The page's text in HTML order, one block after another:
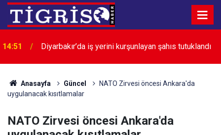
14:39 Diyarbakır’da çocuklar ve gençler yüzme öğreniyor
Anasayfa Güncel
NATO Zirvesi öncesi Ankara'da
uygulanacak kısıtlamalar
NATO Zirvesi öncesi Ankara'da